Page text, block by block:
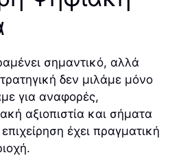
σημαντικό, αλλά
δεν μιλάμε μόνο
για αναφορές,
αξιοπιστία και σήματα
έχει πραγματική